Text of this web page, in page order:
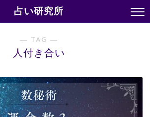
占い研究所
― TAG ―
人付き合い